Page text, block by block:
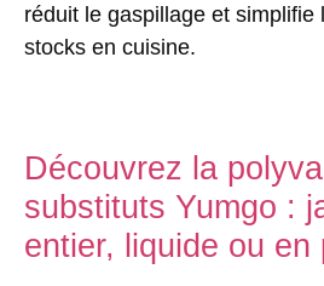
réduit le gaspillage et simplifie
stocks en cuisine.
Découvrez la
substituts Yumgo :
entier, liquide ou en